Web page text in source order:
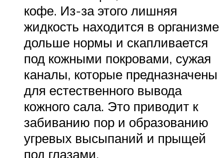
кофе. Из-за этого лишняя
жидкость находится в организме
дольше нормы и скапливается
под кожными покровами, сужая
каналы, которые предназначены
для естественного вывода
кожного сала. Это приводит к
забиванию пор и образованию
угревых высыпаний и прыщей
под глазами.